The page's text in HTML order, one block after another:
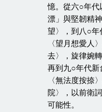
憶。從六○年代
漂」與堅韌精
望〉，到八○年
〈望月想愛人
去〉，旋律婉
再到九○年代新
〈無法度按捺
院〉，以前衛
可能性。